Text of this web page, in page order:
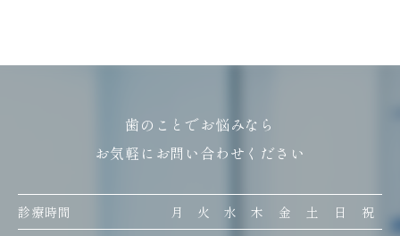
歯のことでお悩みなら
お気軽にお問い合わせください
診療時間 月 火 水 木 金 土 日
祝